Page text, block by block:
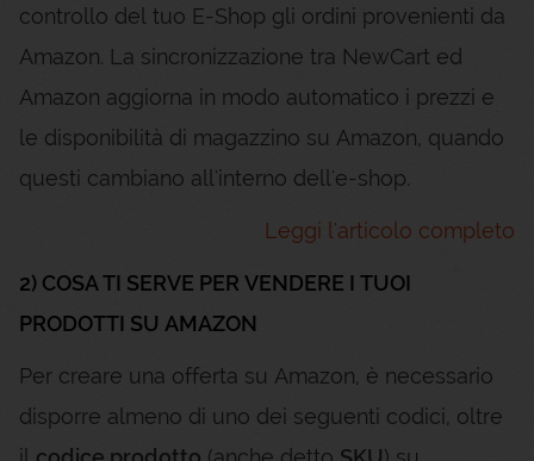
controllo del tuo E-Shop gli ordini provenienti da
Amazon. La sincronizzazione tra NewCart ed
Amazon aggiorna in modo automatico i prezzi e
le disponibilità di magazzino su Amazon, quando
questi cambiano all'interno dell'e-shop.
Leggi l'articolo completo
2) COSA TI SERVE PER VENDERE I TUOI
PRODOTTI SU AMAZON
Per creare una offerta su Amazon, è necessario
disporre almeno di uno dei seguenti codici, oltre